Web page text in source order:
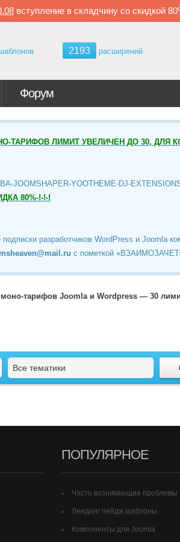
вступление в складчину со скидкой
2193 расширений
Форум
ТАРИФОВ ЛИМИТ УВЕЛИЧЕН ДО 30, ДЛЯ
JOOMSHAPER-YOOTHEME-DJ-
80%-!-!-!
разработчиков WordPress и Joomla
c пометкой
тарифов Joomla и Wordpress — 30
Все тематики
ПОПУЛЯРНОЕ
Часто возникающие проблемы
Лендинг пейдж шаблоны
Компоненты для Joomla
Запомнить меня